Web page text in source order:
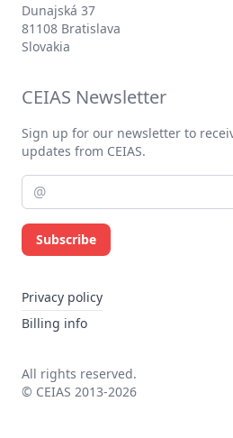
Dunajská 37
81108 Bratislava
Slovakia
CEIAS Newsletter
Sign up for our newsletter to
updates from CEIAS.
Subscribe
Privacy policy
Billing info
All rights reserved.
© CEIAS 2013-2026